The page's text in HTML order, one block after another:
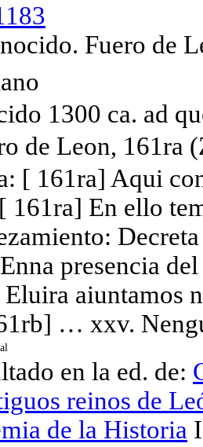
Fuero de
1300 ca. ad
de Leon, 161ra
[ 161ra] Aqui
161ra] En ello
presencia
aiuntamos
… xxv.
en la ed. de:
reinos de
de la Historia